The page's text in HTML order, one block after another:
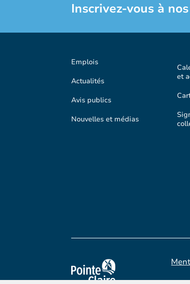
Inscrivez-vous à
Emplois
Actualités
Avis publics
Nouvelles et médias
et